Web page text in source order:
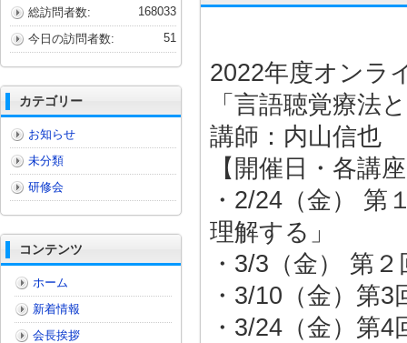
2022年度オン
「言語聴覚療法
講師：内山信也
【開催日・各
・2/24（金） 第
理解する」
・3/3（金） 第
・3/10（金）第
・3/24（金）第
168033
総訪問者数:
51
今日の訪問者数:
カテゴリー
お知らせ
未分類
研修会
コンテンツ
ホーム
新着情報
会長挨拶